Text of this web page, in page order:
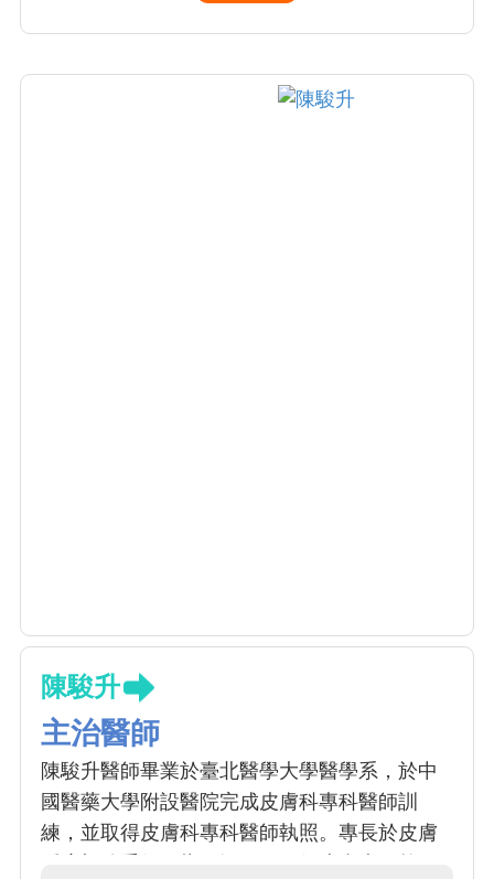
陳駿升
主治醫師
陳駿升醫師畢業於臺北醫學大學醫學系，於中
國醫藥大學附設醫院完成皮膚科專科醫師訓
練，並取得皮膚科專科醫師執照。專長於皮膚